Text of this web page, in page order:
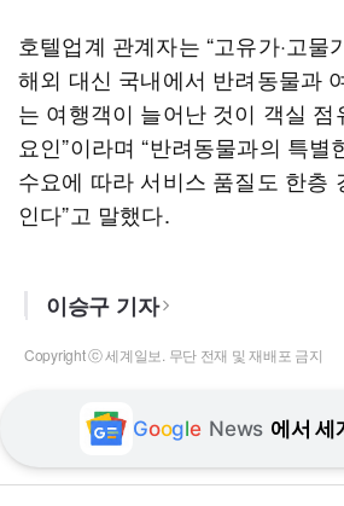
호텔업계 관계자는 “고유가·고물
해외 대신 국내에서 반려동물과
는 여행객이 늘어난 것이 객실 점
요인”이라며 “반려동물과의 특별
수요에 따라 서비스 품질도 한층
인다”고 말했다.
이승구 기자
Copyright ⓒ 세계일보. 무단 전재 및 재배포 금지
Google News 에서 세